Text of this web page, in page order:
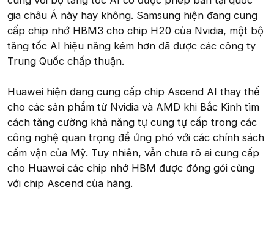
gia châu Á này hay không. Samsung hiện đang cung
cấp chip nhớ HBM3 cho chip H20 của Nvidia, một bộ
tăng tốc AI hiệu năng kém hơn đã được các công ty
Trung Quốc chấp thuận.
Huawei hiện đang cung cấp chip Ascend AI thay thế
cho các sản phẩm từ Nvidia và AMD khi Bắc Kinh tìm
cách tăng cường khả năng tự cung tự cấp trong các
công nghệ quan trọng để ứng phó với các chính sách
cấm vận của Mỹ. Tuy nhiên, vẫn chưa rõ ai cung cấp
cho Huawei các chip nhớ HBM được đóng gói cùng
với chip Ascend của hãng.